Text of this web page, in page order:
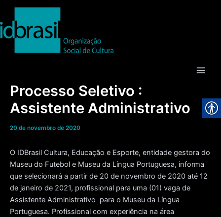
o
conteúdo
Processo Seletivo :
Assistente Administrativo
20 de novembro de 2020
O IDBrasil Cultura, Educação e Esporte, entidade gestora do
Museu do Futebol e Museu da Língua Portuguesa, informa
que selecionará a partir de 20 de novembro de 2020 até 12
de janeiro de 2021, profissional para uma (01) vaga de
Assistente Administrativo para o Museu da Língua
Portuguesa. Profissional com experiência na área